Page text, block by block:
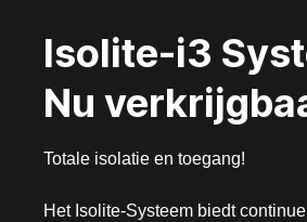
Isolite-i3
Nu
Totale isolatie en toegang!
Het Isolite-Systeem biedt